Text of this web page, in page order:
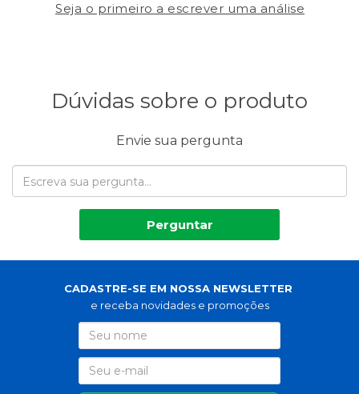
Seja o primeiro a escrever uma análise
Dúvidas sobre o produto
Envie sua pergunta
Perguntar
CADASTRE-SE EM NOSSA NEWSLETTER
e receba novidades e promoções